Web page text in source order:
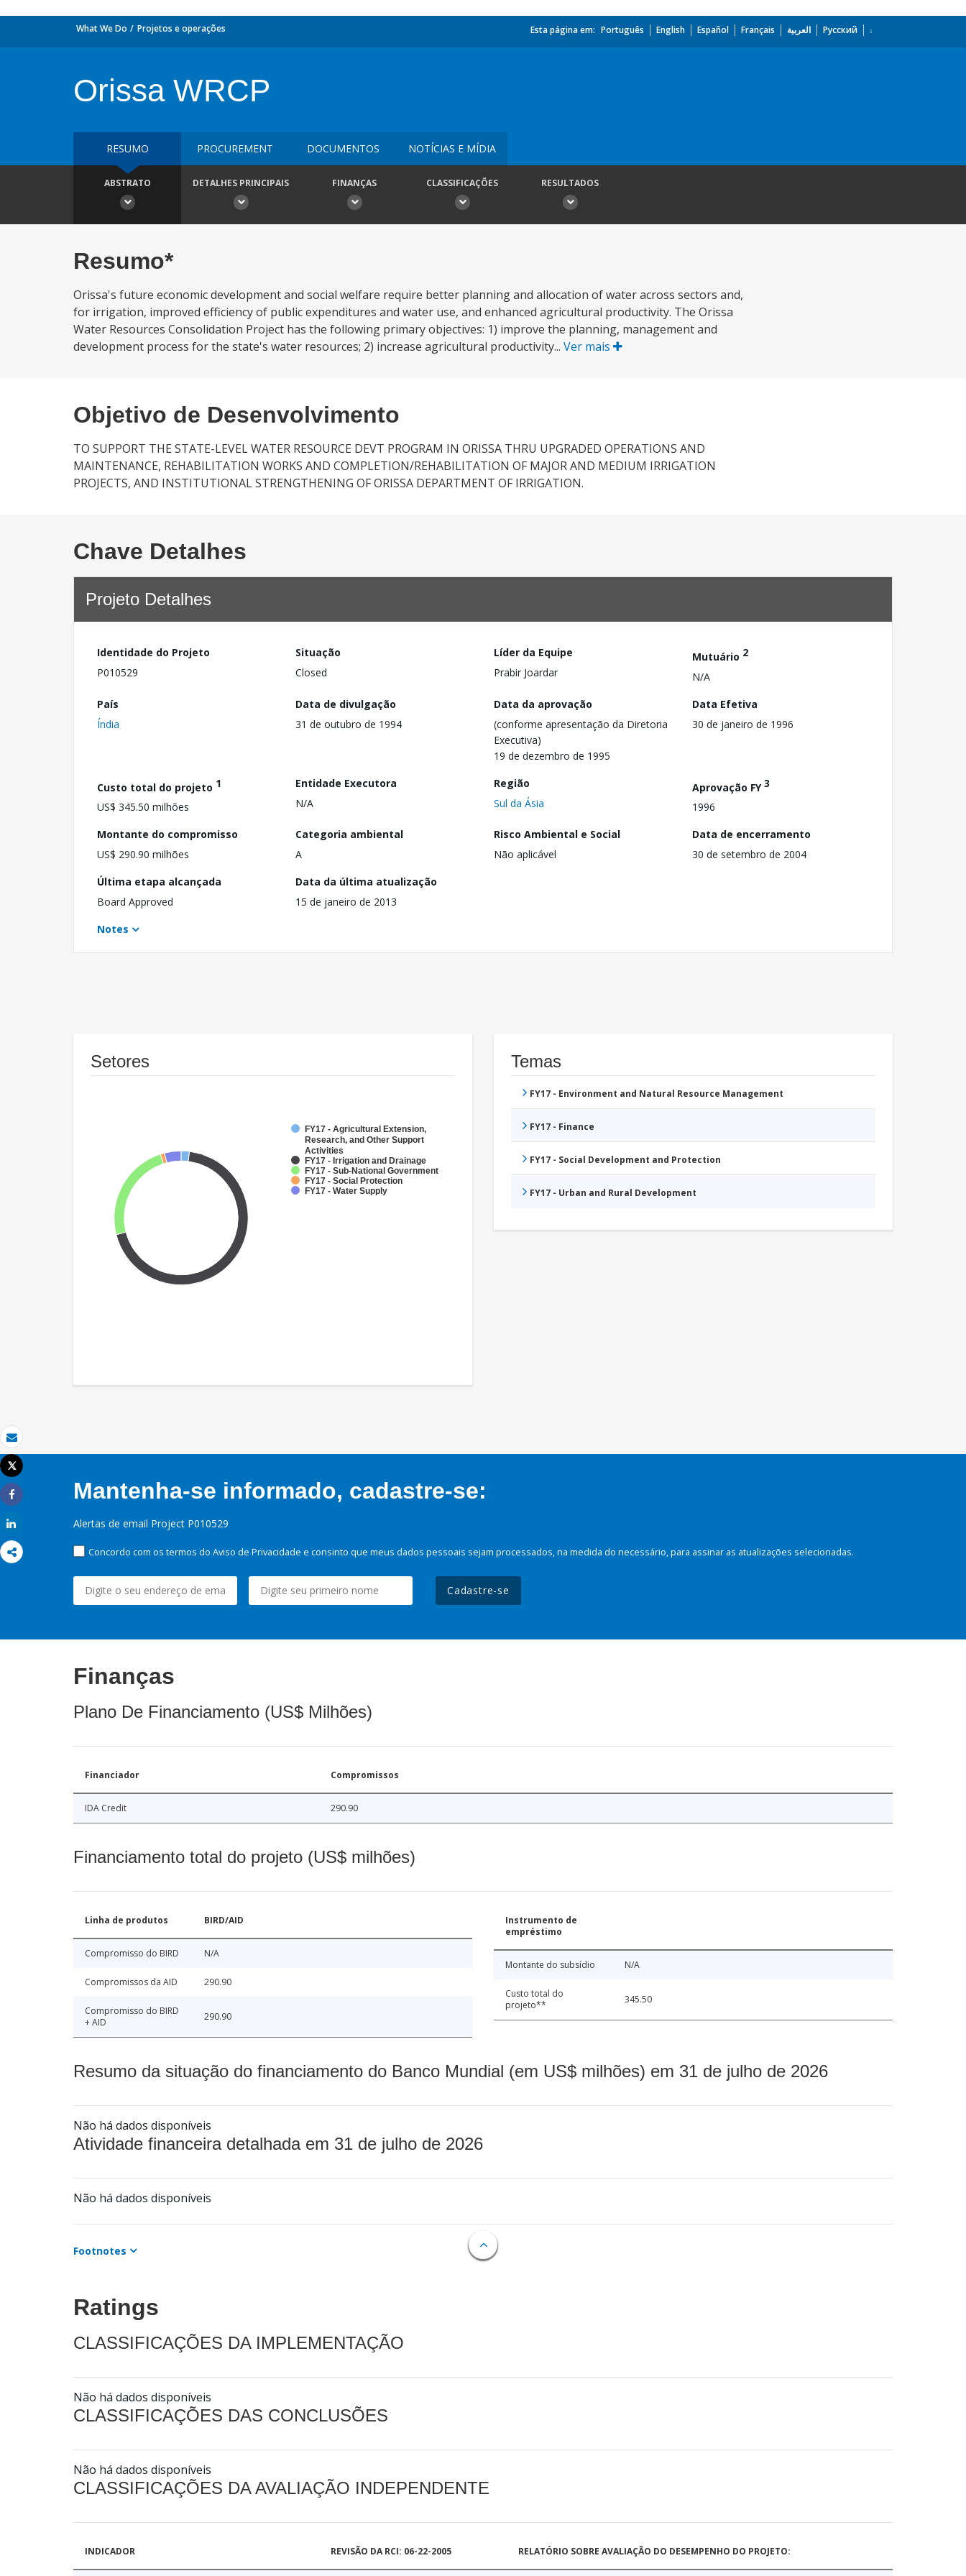
Email
Imprimir
Tweet
Share
What We Do Projetos e operações Esta página em: Português English Español Français العربية Русский
Orissa WRCP
RESUMO PROCUREMENT DOCUMENTOS NOTÍCIAS E MÍDIA
ABSTRATO DETALHES PRINCIPAIS FINANÇAS CLASSIFICAÇÕES RESULTADOS
Resumo*
Orissa's future economic development and social welfare require better planning and allocation of water across sectors and,
for irrigation, improved efficiency of public expenditures and water use, and enhanced agricultural productivity. The Orissa
Water Resources Consolidation Project has the following primary objectives: 1) improve the planning, management and
development process for the state's water resources; 2) increase agricultural productivity... Ver mais
Objetivo de Desenvolvimento
TO SUPPORT THE STATE-LEVEL WATER RESOURCE DEVT PROGRAM IN ORISSA THRU UPGRADED OPERATIONS AND
MAINTENANCE, REHABILITATION WORKS AND COMPLETION/REHABILITATION OF MAJOR AND MEDIUM IRRIGATION
PROJECTS, AND INSTITUTIONAL STRENGTHENING OF ORISSA DEPARTMENT OF IRRIGATION.
Chave Detalhes
Projeto Detalhes
Identidade do Projeto
P010529
Situação
Closed
Líder da Equipe
Prabir Joardar
Mutuário 2
N/A
País
Índia
Data de divulgação
31 de outubro de 1994
Data da aprovação
(conforme apresentação da Diretoria
Executiva)
19 de dezembro de 1995
Data Efetiva
30 de janeiro de 1996
Custo total do projeto 1
US$ 345.50 milhões
Entidade Executora
N/A
Região
Sul da Ásia
Aprovação FY3
1996
Montante do compromisso
US$ 290.90 milhões
Categoria ambiental
A
Risco Ambiental e Social
Não aplicável
Data de encerramento
30 de setembro de 2004
Última etapa alcançada
Board Approved
Data da última atualização
15 de janeiro de 2013
Notes
Setores
FY17 - Agricultural Extension,
Research, and Other Support
Activities
FY17 - Irrigation and Drainage
FY17 - Sub-National Government
FY17 - Social Protection
FY17 - Water Supply
Temas
FY17 - Environment and Natural Resource Management
FY17 - Finance
FY17 - Social Development and Protection
FY17 - Urban and Rural Development
Mantenha-se informado, cadastre-se:
Alertas de email Project P010529
Concordo com os termos do Aviso de Privacidade e consinto que meus dados pessoais sejam processados, na medida do necessário, para assinar as atualizações selecionadas.
Cadastre-se
Finanças
Plano De Financiamento (US$ Milhões)
Financiador Compromissos
IDA Credit 290.90
Financiamento total do projeto (US$ milhões)
Linha de produtos BIRD/AID
Compromisso do BIRD N/A
Compromissos da AID 290.90
Compromisso do BIRD
+ AID
290.90
Instrumento de
empréstimo
Montante do subsídio N/A
Custo total do
projeto**
345.50
Resumo da situação do financiamento do Banco Mundial (em US$ milhões) em 31 de julho de 2026
Não há dados disponíveis
Atividade financeira detalhada em 31 de julho de 2026
Não há dados disponíveis
Footnotes
Ratings
CLASSIFICAÇÕES DA IMPLEMENTAÇÃO
Não há dados disponíveis
CLASSIFICAÇÕES DAS CONCLUSÕES
Não há dados disponíveis
CLASSIFICAÇÕES DA AVALIAÇÃO INDEPENDENTE
INDICADOR REVISÃO DA RCI: 06-22-2005 RELATÓRIO SOBRE AVALIAÇÃO DO DESEMPENHO DO PROJETO: